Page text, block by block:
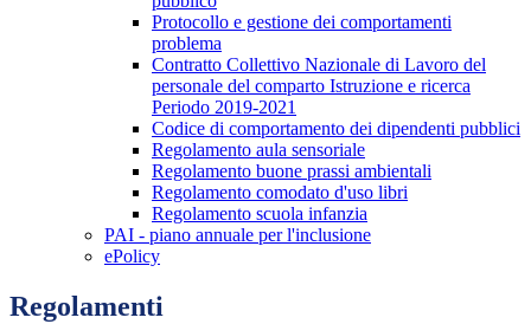
Protocollo e gestione dei comportamenti
problema
Contratto Collettivo Nazionale di Lavoro del
personale del comparto Istruzione e ricerca
Periodo 2019-2021
Codice di comportamento dei dipendenti pubblici
Regolamento aula sensoriale
Regolamento buone prassi ambientali
Regolamento comodato d'uso libri
Regolamento scuola infanzia
PAI - piano annuale per l'inclusione
ePolicy
Regolamenti